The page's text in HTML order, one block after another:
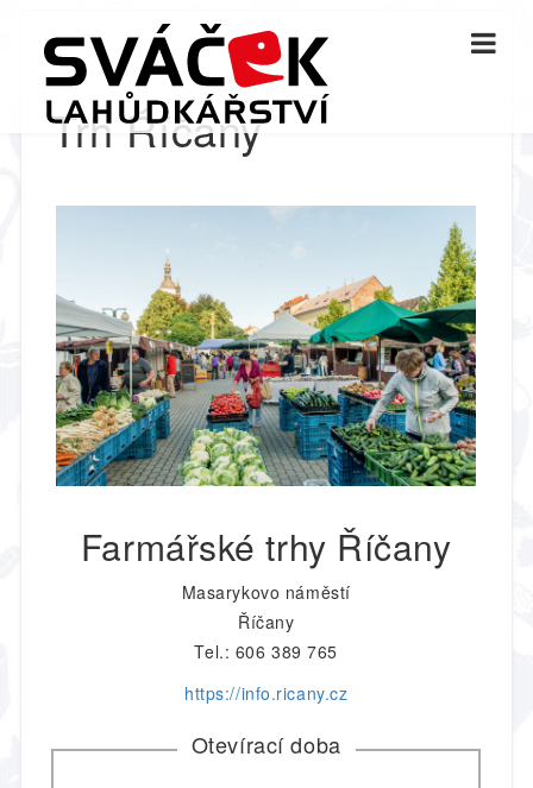
Trh Říčany
Farmářské trhy Říčany
Masarykovo náměstí
Říčany
Tel.: 606 389 765
https://info.ricany.cz
Otevírací doba